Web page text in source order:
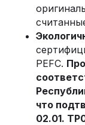
PEFC.
что
02.01.